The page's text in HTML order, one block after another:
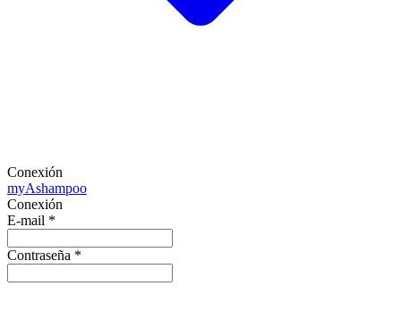
Conexión
myAshampoo
Conexión
E-mail *
Contraseña *